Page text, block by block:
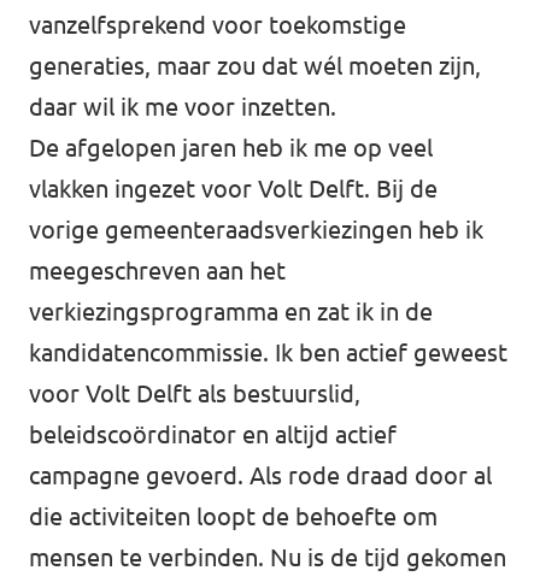
vanzelfsprekend voor toekomstige
generaties, maar zou dat wél moeten zijn,
daar wil ik me voor inzetten.
De afgelopen jaren heb ik me op veel
vlakken ingezet voor Volt Delft. Bij de
vorige gemeenteraadsverkiezingen heb ik
meegeschreven aan het
verkiezingsprogramma en zat ik in de
kandidatencommissie. Ik ben actief geweest
voor Volt Delft als bestuurslid,
beleidscoördinator en altijd actief
campagne gevoerd. Als rode draad door al
die activiteiten loopt de behoefte om
mensen te verbinden. Nu is de tijd gekomen